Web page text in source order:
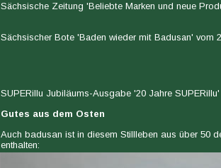
SUPERillu Jubiläums-Ausgabe '20 Jahre
Gutes aus dem Osten
Auch badusan ist in diesem Stillleben aus über 50
enthalten:
Sächsische Zeitung 'Beliebte Marken und neue
Sächsischer Bote 'Baden wieder mit Badusan' vom